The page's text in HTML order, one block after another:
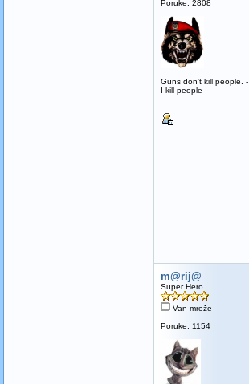
Poruke: 2808
Guns don't kill people. -
I kill people
m@rij@
Super Hero
Van mreže
Poruke: 1154